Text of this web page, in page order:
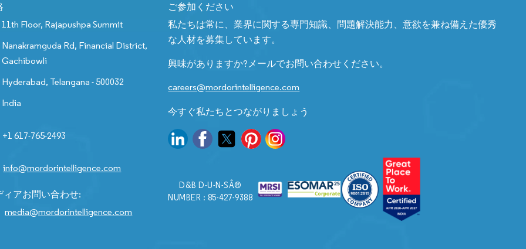
11th Floor, Rajapushpa Summit
Nanakramguda Rd, Financial District,
Gachibowli
Hyderabad, Telangana - 500032
India
+1 617-765-2493
info@mordorintelligence.com
ィアお問い合わせ:
media@mordorintelligence.com
ご参加ください
私たちは常に、業界に関する専門知識、問題解決能力、意欲を兼ね備えた優秀
な人材を募集しています。
興味がありますか?メールでお問い合わせください。
careers@mordorintelligence.com
今すぐ私たちとつながりましょう
D&B D-U-N-SÂ®
NUMBER : 85-427-9388